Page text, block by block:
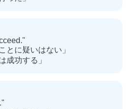
とに疑いはない」
成功する」